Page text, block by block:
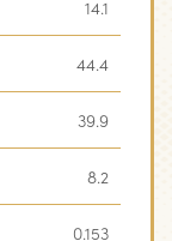
14.1
44.4
39.9
8.2
0.153